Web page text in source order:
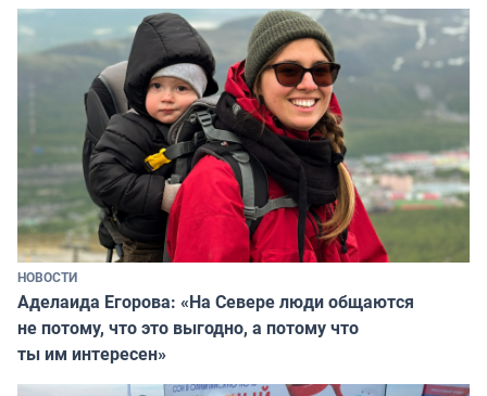
НОВОСТИ
Аделаида Егорова: «На Севере люди общаются
не потому, что это выгодно, а потому что
ты им интересен»